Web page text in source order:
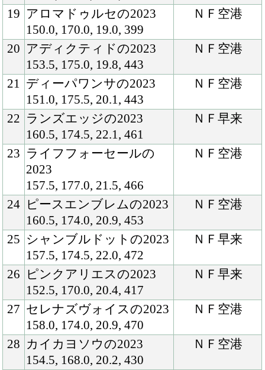
28 カイカヨソウの2023
154.5, 168.0, 20.2, 430
ＮＦ空港
ランウェイデビューの
2023
154.0, 171.0, 18.8, 408
ＮＦ空港
ウルクラフトの2023
147.5, 168.0, 20.2, 409
ＮＦ空港
エンジェルフォールの
2023
151.0, 170.0, 19.5, 393
ポロンナルワの2023
149.0, 174.0, 18.5, 416
ＮＦ空港
33 ヴィータアレグリアの
2023
151.5, 171.0, 19.5, 432
ＮＦ空港
アトミカオロの2023
159.0, 176.5, 19.5, 444
ＮＦ早来
リラヴァティの2023
151.0, 174.0, 19.5, 440
ＮＦ空港
36 エリスライトの2023
154.0, 176.0, 20.9, 440
ＮＦ空港
37 ブリガアルタの2023
158.5, 178.0, 20.5, 461
ＮＦ早来
ローガンサファイアの
2023
158.0, 178.5, 20.2, 487
ＮＦ空港
メリートの2023
160.5, 177.5, 21.0, 460
ＮＦ早来
40 ネオフレグランスの2023
150.5, 162.5, 18.7, 384
ＮＦ空港